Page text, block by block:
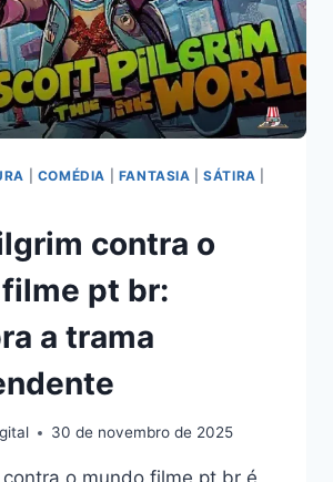
COMÉDIA FANTASIA |SÁTIRA
contra o
pt br:
a trama
30 de novembro de 2025